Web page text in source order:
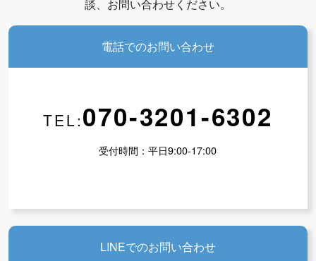
談、お問い合わせください。
電話でのお問い合わせ
TEL:070-3201-6302
受付時間：平日9:00-17:00
LINEでのお問い合わせ